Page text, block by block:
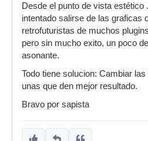
Desde el punto de vista estético
intentado salirse de las graficas
retrofuturistas de muchos
pero sin mucho exito, un poco
asonante.
Todo tiene solucion: Cambiar
unas que den mejor resultado.
Bravo por sapista